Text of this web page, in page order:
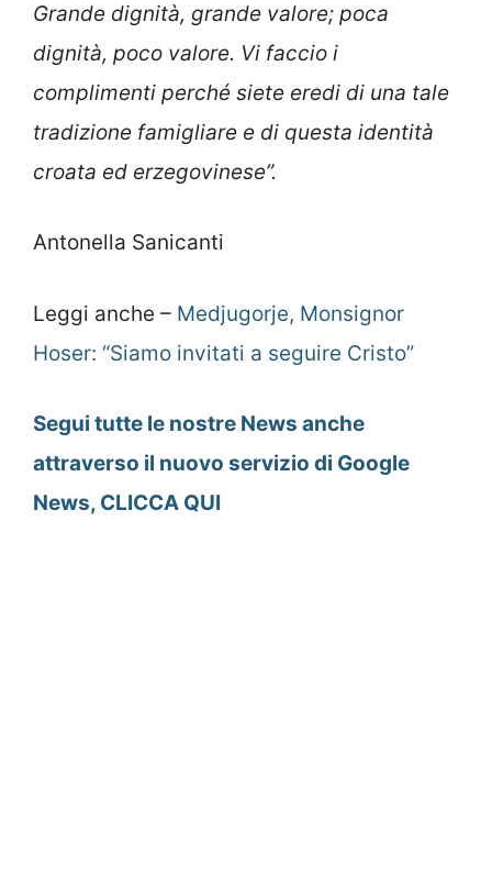
Grande dignità, grande valore; poca
dignità, poco valore. Vi faccio i
complimenti perché siete eredi di una tale
tradizione famigliare e di questa identità
croata ed erzegovinese”.
Antonella Sanicanti
Leggi anche – Medjugorje, Monsignor
Hoser: “Siamo invitati a seguire Cristo”
Segui tutte le nostre News anche
attraverso il nuovo servizio di Google
News, CLICCA QUI